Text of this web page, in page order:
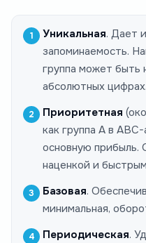
Уникальная. Дает
запоминаемость.
группа может быть
абсолютных цифрах.
Приоритетная
как группа А в
основную прибыль.
наценкой и
Базовая.
минимальная,
Периодическая.